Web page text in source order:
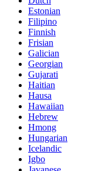
Estonian
Filipino
Finnish
Frisian
Galician
Georgian
Gujarati
Haitian
Hausa
Hawaiian
Hebrew
Hmong
Hungarian
Icelandic
Igbo